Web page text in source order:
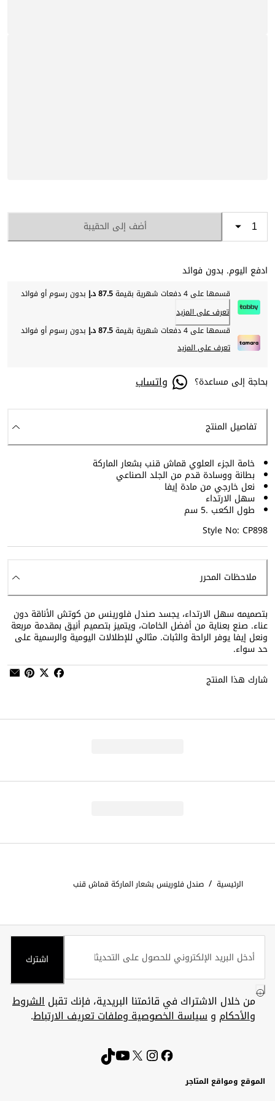
أضف إلى الحقيبة
ادفع اليوم. بدون فوائد
قسمها على 4 دفعات شهرية بقيمة 87.5 د.إ
بدون رسوم أو فوائد
تعرف على المزيد
قسمها على 4 دفعات شهرية بقيمة
87.5 د.إ
بدون رسوم أو فوائد
تعرف على المزيد
بحاجة إلى مساعدة؟ واتساب
تفاصيل المنتج
خامة الجزء العلوي قماش قنب بشعار الماركة
بطانة ووسادة قدم من الجلد الصناعي
نعل خارجي من مادة إيفا
سهل الارتداء
طول الكعب .5 سم
Style No: CP898
ملاحظات المحرر
بتصميمه سهل الارتداء، يجسد صندل فلورينس من كوتش الأناقة دون
عناء. صنع بعناية من أفضل الخامات، ويتميز بتصميم أنيق بمقدمة مربعة
ونعل إيفا يوفر الراحة والثبات. مثالي للإطلالات اليومية والرسمية على
حد سواء.
شارك هذا المنتج
الرئيسية / صندل فلورينس بشعار الماركة قماش قنب
اشترك
من خلال الاشتراك في قائمتنا البريدية، فإنك تقبلالشروط
والأحكام وسياسة الخصوصية وملفات تعريف الارتباط.
الموقع ومواقع المتاجر